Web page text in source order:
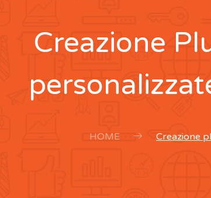
Creazione
HOME Creazione